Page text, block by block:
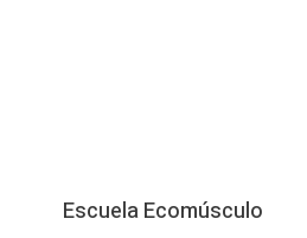
Escuela Ecomúsculo